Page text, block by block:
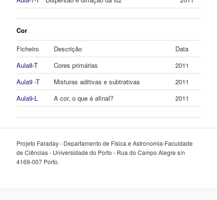
Cor
Ficheiro Descrição
Data
Aula8-T
Cores primárias
2011
Aula9 -T
Misturas aditivas e subtrativas
2011
Aula9-L
A cor, o que é afinal? 2011
Projeto Faraday - Departamento de Física e Astronomia-Faculdade
de Ciências - Universidade do Porto - Rua do Campo Alegre s/n
4169-007 Porto.